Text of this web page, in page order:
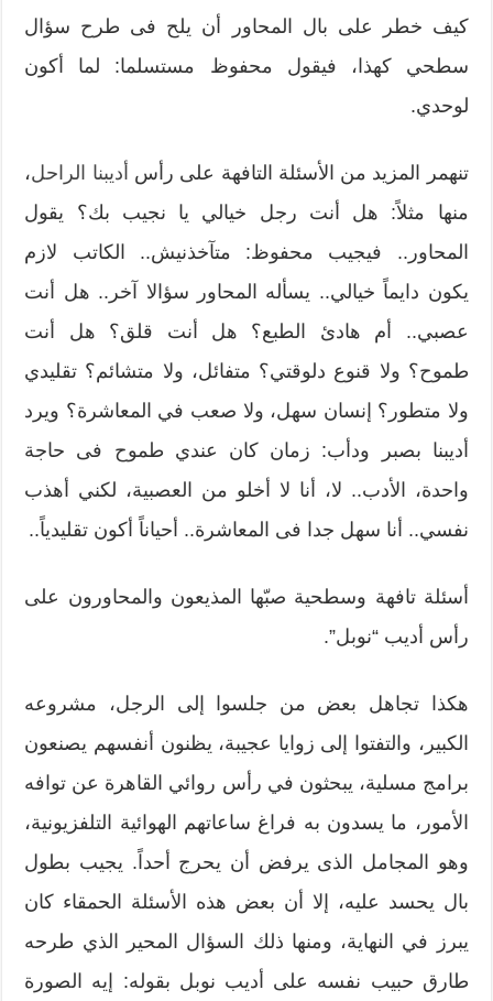
كيف خطر على بال المحاور أن يلح فى طرح سؤال
سطحي كهذا، فيقول محفوظ مستسلما: لما أكون
لوحدي.
تنهمر المزيد من الأسئلة التافهة على رأس أديبنا الراحل،
منها مثلاً: هل أنت رجل خيالي يا نجيب بك؟ يقول
المحاور.. فيجيب محفوظ: متآخذنيش.. الكاتب لازم
يكون دايماً خيالي.. يسأله المحاور سؤالا آخر.. هل أنت
عصبي.. أم هادئ الطبع؟ هل أنت قلق؟ هل أنت
طموح؟ ولا قنوع دلوقتي؟ متفائل، ولا متشائم؟ تقليدي
ولا متطور؟ إنسان سهل، ولا صعب في المعاشرة؟ ويرد
أديبنا بصبر ودأب: زمان كان عندي طموح فى حاجة
واحدة، الأدب.. لا، أنا لا أخلو من العصبية، لكني أهذب
نفسي.. أنا سهل جدا فى المعاشرة.. أحياناً أكون تقليدياً..
أسئلة تافهة وسطحية صبّها المذيعون والمحاورون على
رأس أديب “نوبل”.
هكذا تجاهل بعض من جلسوا إلى الرجل، مشروعه
الكبير، والتفتوا إلى زوايا عجيبة، يظنون أنفسهم يصنعون
برامج مسلية، يبحثون في رأس روائي القاهرة عن توافه
الأمور، ما يسدون به فراغ ساعاتهم الهوائية التلفزيونية،
وهو المجامل الذى يرفض أن يحرج أحداً. يجيب بطول
بال يحسد عليه، إلا أن بعض هذه الأسئلة الحمقاء كان
يبرز في النهاية، ومنها ذلك السؤال المحير الذي طرحه
طارق حبيب نفسه على أديب نوبل بقوله: إيه الصورة